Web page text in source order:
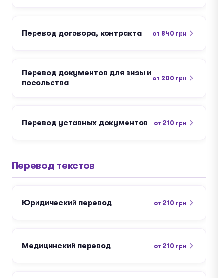
Перевод договора, контракта от 840 грн
Перевод документов для визы и
посольства
от 200 грн
Перевод уставных документов от 210 грн
Перевод текстов
Юридический перевод от 210 грн
Медицинский перевод от 210 грн